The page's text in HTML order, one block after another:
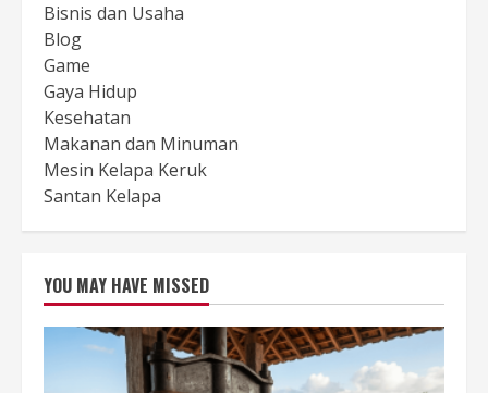
Bisnis dan Usaha
Blog
Game
Gaya Hidup
Kesehatan
Makanan dan Minuman
Mesin Kelapa Keruk
Santan Kelapa
YOU MAY HAVE MISSED